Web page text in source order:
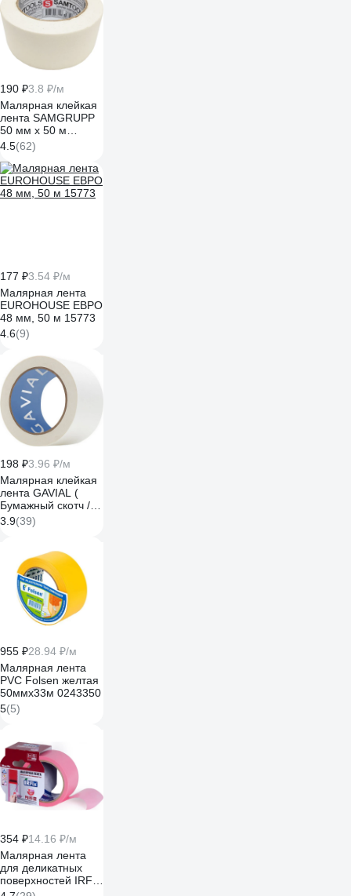
190 ₽3.8 ₽/м
Малярная клейкая
лента SAMGRUPP
50 мм х 50 м
SAMC-076050050
4.5(62)
177 ₽3.54 ₽/м
Малярная лента
EUROHOUSE ЕВРО
48 мм, 50 м 15773
4.6(9)
198 ₽3.96 ₽/м
Малярная клейкая
лента GAVIAL (
Бумажный скотч /
КРЕПП ) 50ммх50м
( Краска и защита
3.9(39)
955 ₽28.94 ₽/м
Малярная лента
PVC Folsen желтая
50ммx33м 0243350
5(5)
354 ₽14.16 ₽/м
Малярная лента
для деликатных
поверхностей IRFIX
EXTRA 50 мм, 25 м,